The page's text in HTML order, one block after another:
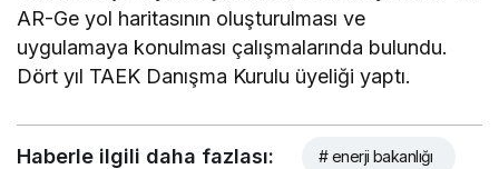
AR-Ge yol haritasının oluşturulması ve
uygulamaya konulması çalışmalarında bulundu.
Dört yıl TAEK Danışma Kurulu üyeliği yaptı.
Haberle ilgili daha fazlası: # enerji bakanlığı